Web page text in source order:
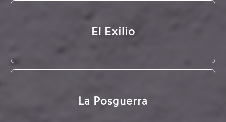
El Exilio
La Posguerra